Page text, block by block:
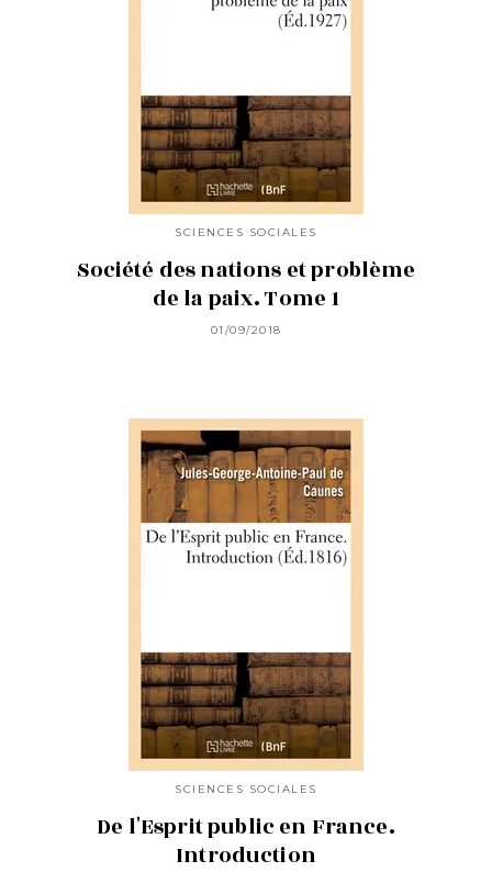
SCIENCES SOCIALES
Société des nations et problème
de la paix. Tome 1
01/09/2018
SCIENCES SOCIALES
De l'Esprit public en France.
Introduction